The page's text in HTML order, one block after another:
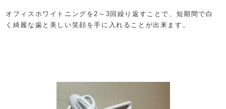
オフィスホワイトニングを2～3回繰り返すことで、短期間で白
く綺麗な歯と美しい笑顔を手に入れることが出来ます。